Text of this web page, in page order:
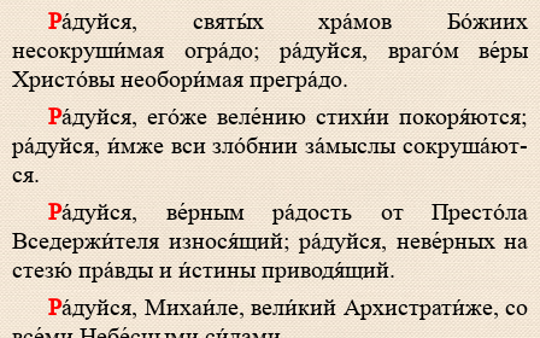
Ра́­дуй­ся, свя­ты́х хра́мов Бо́­жи­их
несокруши́мая огра́до; ра́­дуй­ся, враго́м ве́­ры
Хри­сто́­вы не­обо­ри́­мая прегра́до.
Ра́­дуй­ся, его́­же веле́нию стихи́и покоря́ются;
ра́­дуй­ся, и́м­же вси зло́бнии за́мыслы со­кру­ша́­ют­
ся.
Ра́­дуй­ся, ве́р­ным ра́­дость от Пре­сто́­ла
Вседержи́теля износя́щий; ра́­дуй­ся, не­ве́р­ных на
стезю́ пра́в­ды и и́с­ти­ны приводя́щий.
Ра́­дуй­ся, Михаи́ле, ве­ли́­кий Архистрати́же, со